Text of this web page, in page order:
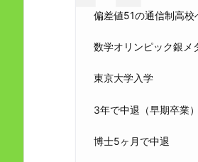
偏差値51の通信制高校
数学オリンピック銀メ
東京大学入学
3年で中退（早期卒業
博士5ヶ月で中退